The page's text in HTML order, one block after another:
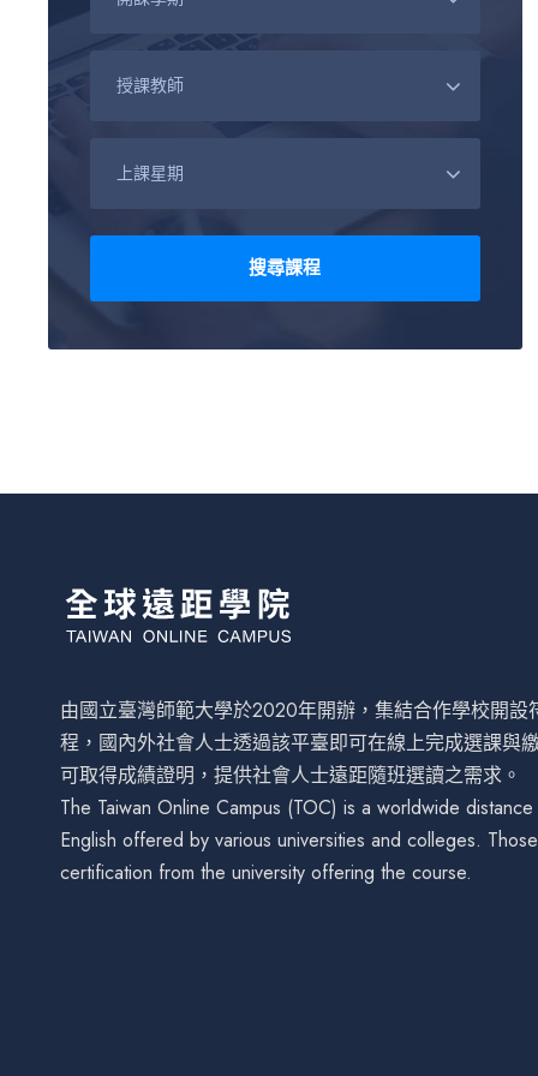
由國立臺灣師範大學於2020年開辦，集結合作學校開
程，國內外社會人士透過該平臺即可在線上完成選課與
可取得成績證明，提供社會人士遠距隨班選讀之需求。
The Taiwan Online Campus (TOC) is a worldwide
English offered by various universities and colleges.
certification from the university offering the course.